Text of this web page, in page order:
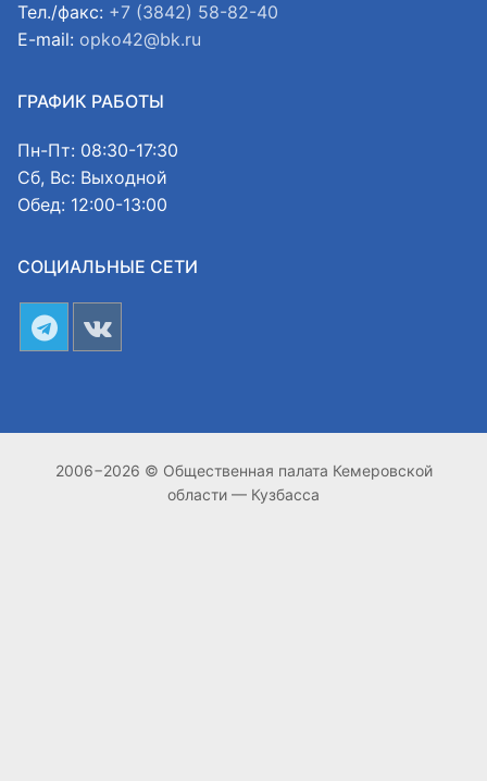
Тел./факс: +7 (3842) 58-82-40
E-mail: opko42@bk.ru
ГРАФИК РАБОТЫ
Пн-Пт: 08:30-17:30
Сб, Вс: Выходной
Обед: 12:00-13:00
СОЦИАЛЬНЫЕ СЕТИ
2006−2026 © Общественная палата Кемеровской
области — Кузбасса